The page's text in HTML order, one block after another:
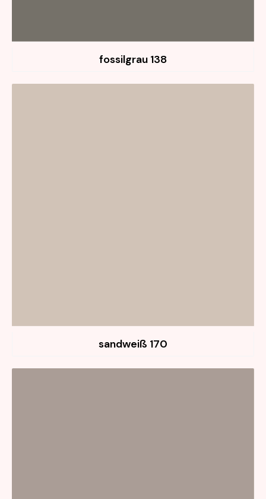
138 fossilgrau
170 sandweiß